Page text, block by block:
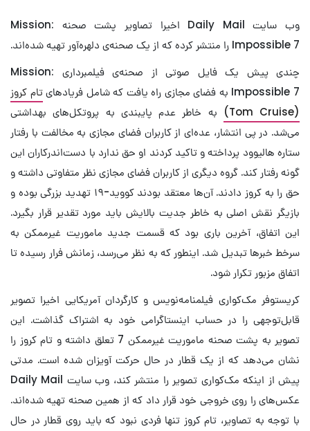
وب سایت Daily Mail اخیرا تصاویر پشت صحنه Mission:
Impossible 7 را منتشر کرده که از یک صحنه‌ی دلهره‌آور تهیه شده‌اند.
چندی پیش یک فایل صوتی از صحنه‌ی فیلمبرداری Mission:
Impossible 7 به فضای مجازی راه یافت که شامل فریادهای
تام کروز
(Tom Cruise)
به خاطر عدم پایبندی به پروتکل‌های بهداشتی
می‌شد. در پی انتشار، عده‌ای از کاربران فضای مجازی به مخالفت با رفتار
ستاره هالیوود پرداخته و تاکید کردند او حق ندارد با دست‌اندرکاران این
گونه رفتار کند. گروه دیگری از کاربران فضای مجازی نظر متفاوتی داشته و
حق را به کروز دادند. آن‌ها معتقد بودند کووید-۱۹ تهدید بزرگی بوده و
بازیگر نقش اصلی به خاطر جدیت بالایش باید مورد تقدیر قرار بگیرد.
این اتفاق، آخرین باری بود که قسمت جدید ماموریت غیرممکن به
سرخط خبرها تبدیل شد. اینطور که به نظر می‌رسد، زمانش فرار رسیده تا
اتفاق مزبور تکرار شود.
کریستوفر مک‌کواری فیلمنامه‌نویس و کارگردان آمریکایی اخیرا تصویر
قابل‌توجهی را در حساب اینستاگرامی خود به اشتراک گذاشت. این
تصویر به پشت صحنه ماموریت غیرممکن 7 تعلق داشته و تام کروز را
نشان می‌دهد که از یک قطار در حال حرکت آویزان شده است. مدتی
پیش از اینکه مک‌کواری تصویر را منتشر کند، وب سایت Daily Mail
عکس‌های را روی خروجی خود قرار داد که از همین صحنه تهیه شده‌اند.
با توجه به تصاویر، تام کروز تنها فردی نبود که باید روی قطار در حال